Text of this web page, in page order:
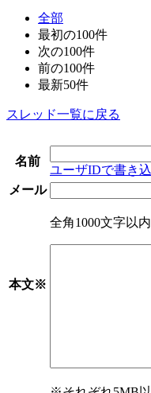
全部
最初の100件
次の100件
前の100件
最新50件
スレッド一覧に戻る
名前
ユーザIDで書き
メール
本文※
全角1000文字以内